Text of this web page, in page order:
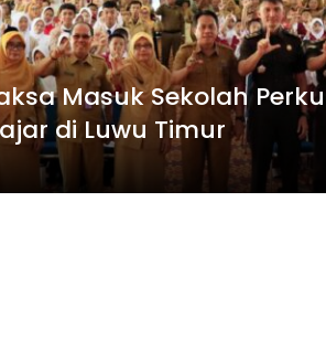
Masuk Sekolah
di Luwu Timur